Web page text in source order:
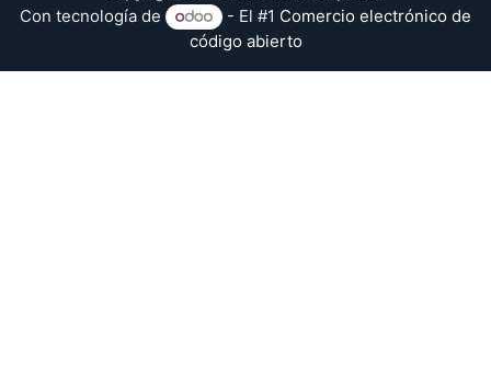
Con tecnología de
- El #1 Comercio electrónico de
código abierto